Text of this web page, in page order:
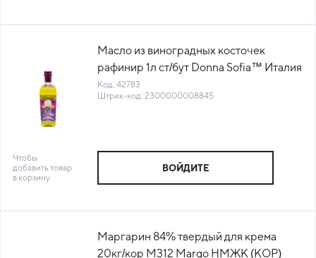
Масло из виноградных косточек
рафинир 1л ст/бут Donna Sofia™ Италия
(VV1471) (КОД 42783) (+18°С)
Код: 42783
Штрих-код: 2300000008845
Чтобы
добавить товар
в корзину
ВОЙДИТЕ
Маргарин 84% твердый для крема
20кг/кор M312 Margo НМЖК (КОР)